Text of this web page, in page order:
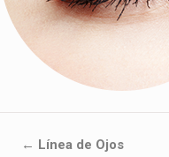
← Línea de Ojos